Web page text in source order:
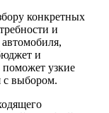
конкретных
и
и
поможет узкие
с выбором.